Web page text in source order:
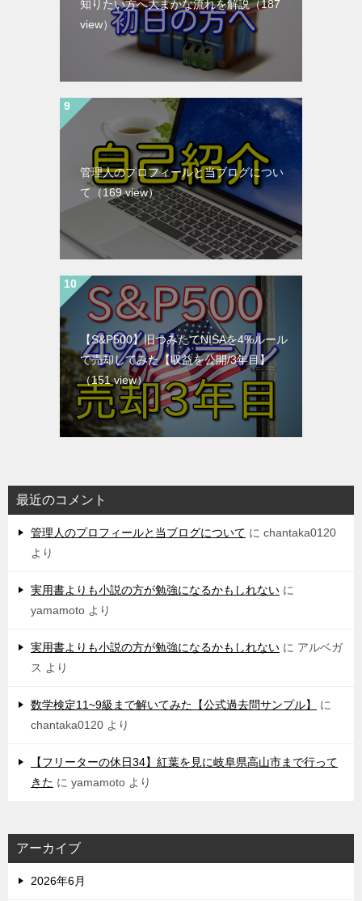
知りたい方へ大まかな流れを解説（187
view）
管理人のプロフィールと当ブログについ
て
（169 view）
【S&P500】旧つみたてNISAを4%ルール
で売却してみた【収益を公開/3年目】
（151 view）
最近のコメント
管理人のプロフィールと当ブログについて に chantaka0120
より
実用書よりも小説の方が勉強になるかもしれない に
yamamoto より
実用書よりも小説の方が勉強になるかもしれない に アルベガ
ス より
数学検定11~9級まで解いてみた【公式過去問サンプル】
に
chantaka0120 より
【フリーターの休日34】紅葉を見に岐阜県高山市まで行って
きた に yamamoto より
アーカイブ
2026年6月